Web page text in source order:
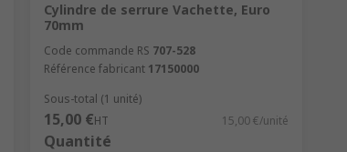
Cylindre de serrure Vachette, Euro
70mm
Code commande RS 707-528
Référence fabricant 17150000
Sous-total (1 unité)
15,00 €HT 15,00 €/unité
Quantité